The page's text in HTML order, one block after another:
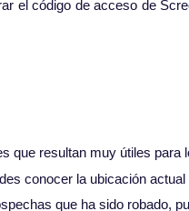
el código de acceso de
que resultan muy útiles para
conocer la ubicación
que ha sido robado,